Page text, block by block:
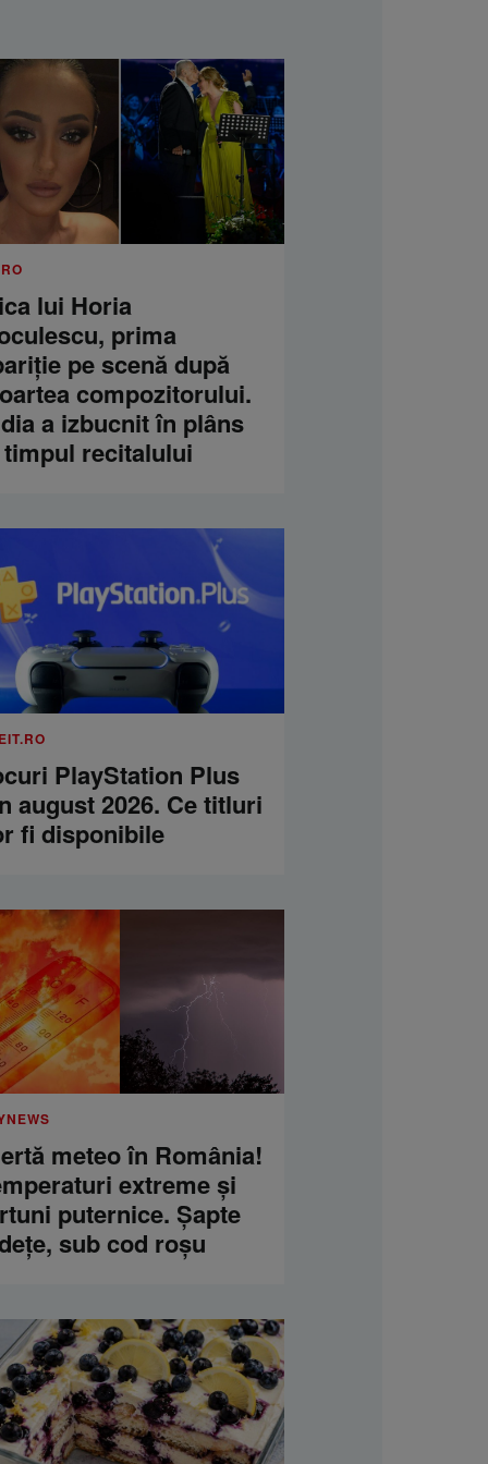
lui Horia
prima
pe scenă după
compozitorului.
a izbucnit în plâns
recitalului
PlayStation Plus
august 2026. Ce titluri
fi disponibile
meteo în România!
extreme și
puternice. Șapte
sub cod roșu